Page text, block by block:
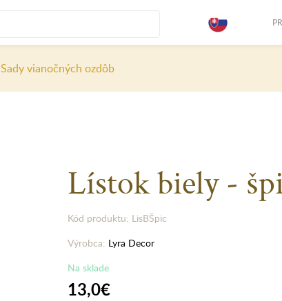
Sady vianočných ozdôb
Lístok biely -
Kód produktu: LisBŠpic
Výrobca: Lyra Decor
Na sklade
13,0€